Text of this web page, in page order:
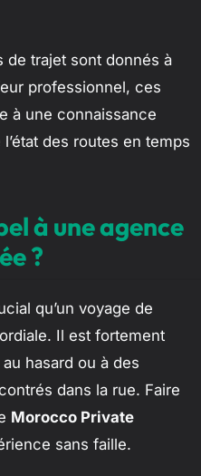
de trajet sont donnés à
professionnel, ces
à une connaissance
des routes en temps
à une agence
?
qu’un voyage de
Il est fortement
hasard ou à des
dans la rue. Faire
Morocco Private
sans faille.